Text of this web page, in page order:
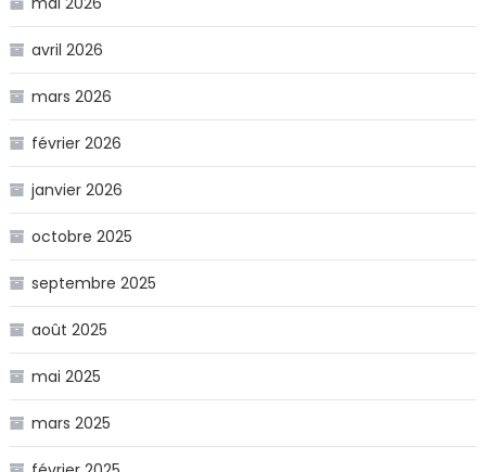
avril 2026
mars 2026
février 2026
janvier 2026
octobre 2025
septembre 2025
août 2025
mai 2025
mars 2025